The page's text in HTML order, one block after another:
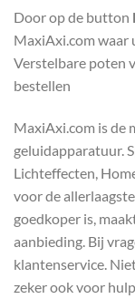
Door op de button
MaxiAxi.com waar
Verstelbare poten
bestellen
MaxiAxi.com is de
geluidapparatuur.
Lichteffecten,
voor de
goedkoper is,
aanbieding. Bij
klantenservice.
zeker ook voor